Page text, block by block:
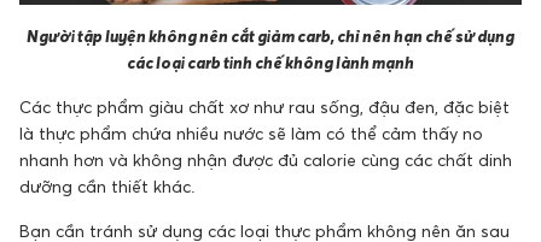
Người tập luyện không nên cắt giảm carb, chỉ nên hạn chế sử dụng
các loại carb tinh chế không lành mạnh
Các thực phẩm giàu chất xơ như rau sống, đậu đen, đặc biệt
là thực phẩm chứa nhiều nước sẽ làm có thể cảm thấy no
nhanh hơn và không nhận được đủ calorie cùng các chất dinh
dưỡng cần thiết khác.
Bạn cần tránh sử dụng các loại thực phẩm không nên ăn sau